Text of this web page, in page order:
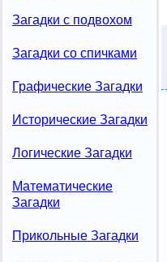
Загадки с подвохом
Загадки со спичками
Графические Загадки
Исторические Загадки
Логические Загадки
Математические
Загадки
Прикольные Загадки